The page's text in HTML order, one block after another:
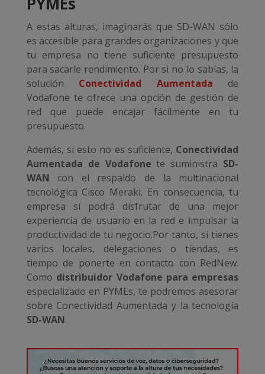
A estas alturas, imaginarás que SD-WAN sólo
es accesible para grandes organizaciones y que
tu empresa no tiene suficiente presupuesto
para sacarle rendimiento. Por si no lo sabías, la
solución Conectividad Aumentada de
Vodafone te ofrece una opción de gestión de
red que puede encajar fácilmente en tu
presupuesto.
Además, si esto no es suficiente, Conectividad
Aumentada de Vodafone te suministra SD-
WAN con el respaldo de la multinacional
tecnológica Cisco Meraki. En consecuencia, tu
empresa sí podrá disfrutar de una mejor
experiencia de usuario en la red e impulsar la
productividad de tu negocio.Por tanto, si tienes
varios locales, delegaciones o tiendas, es
tiempo de ponerte en contacto con RedNew.
Como distribuidor Vodafone para empresas
especializado en PYMEs, te podremos asesorar
sobre Conectividad Aumentada y la tecnología
SD-WAN.